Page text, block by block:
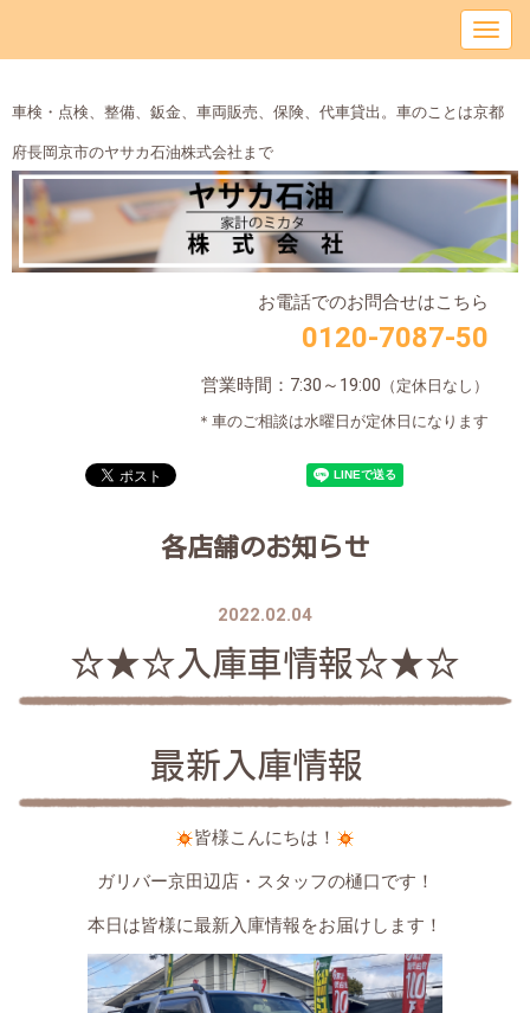
車検・点検、整備、鈑金、車両販売、保険、代車貸出。車のことは京都
府長岡京市のヤサカ石油株式会社まで
お電話でのお問合せはこちら
0120-7087-50
営業時間：7:30～19:00 （定休日なし）
＊車のご相談は水曜日が定休日になります
各店舗のお知らせ
2022.02.04
☆★☆入庫車情報☆★☆
最新入庫情報
皆様こんにちは！
ガリバー京田辺店・スタッフの樋口です！
本日は皆様に最新入庫情報をお届けします！